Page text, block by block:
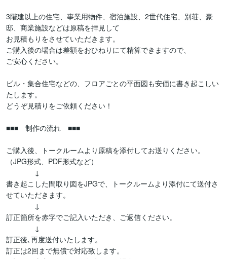
3階建以上の住宅、事業用物件、宿泊施設、2世代住宅、別荘、豪
邸、商業施設などは原稿を拝見して
お見積もりをさせていただきます。
ご購入後の場合は差額をおひねりにて精算できますので、
ご安心ください。
ビル・集合住宅などの、フロアごとの平面図も安価に書き起こしい
たします。
どうぞ見積りをご依頼ください！
■■■　制作の流れ　■■■
ご購入後、トークルームより原稿を添付してお送りください。
（JPG形式、PDF形式など）
↓
書き起こした間取り図をJPGで、トークルームより添付にて送付さ
せていただきます。
↓
訂正箇所を赤字でご記入いただき、ご返信ください。
↓
訂正後､再度送付いたします。
訂正は2回まで無償で対応致します。